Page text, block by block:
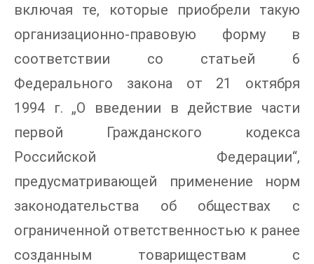
включая те, которые приобрели такую
организационно-правовую форму в
соответствии со статьей 6
Федерального закона от 21 октября
1994 г. „О введении в действие части
первой Гражданского кодекса
Российской Федерации“,
предусматривающей применение норм
законодательства об обществах с
ограниченной ответственностью к ранее
созданным товариществам с